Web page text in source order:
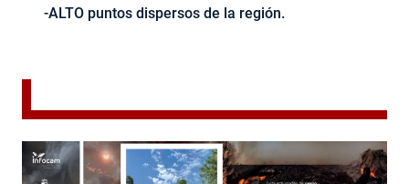
-ALTO puntos dispersos de la región.